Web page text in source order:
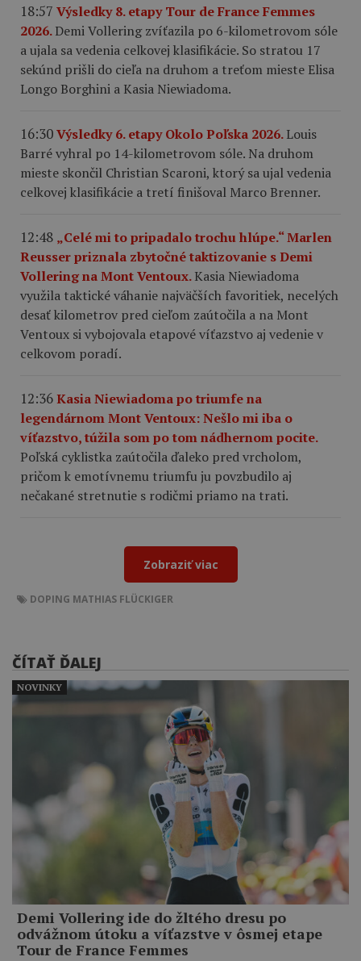
18:57 Výsledky 8. etapy Tour de France Femmes
2026.Demi Vollering zvíťazila po 6-kilometrovom sóle
a ujala sa vedenia celkovej klasifikácie. So stratou 17
sekúnd prišli do cieľa na druhom a treťom mieste Elisa
Longo Borghini a Kasia Niewiadoma.
16:30Výsledky 6. etapy Okolo Poľska 2026.Louis
Barré vyhral po 14-kilometrovom sóle. Na druhom
mieste skončil Christian Scaroni, ktorý sa ujal vedenia
celkovej klasifikácie a tretí finišoval Marco Brenner.
12:48 „Celé mi to pripadalo trochu hlúpe.“ Marlen
Reusser priznala zbytočné taktizovanie s Demi
Vollering na Mont Ventoux.Kasia Niewiadoma
využila taktické váhanie najväčších favoritiek, necelých
desať kilometrov pred cieľom zaútočila a na Mont
Ventoux si vybojovala etapové víťazstvo aj vedenie v
celkovom poradí.
12:36Kasia Niewiadoma po triumfe na
legendárnom Mont Ventoux: Nešlo mi iba o
víťazstvo, túžila som po tom nádhernom pocite.
Poľská cyklistka zaútočila ďaleko pred vrcholom,
pričom k emotívnemu triumfu ju povzbudilo aj
nečakané stretnutie s rodičmi priamo na trati.
Zobraziť viac
DOPING MATHIAS FLÜCKIGER
ČÍTAŤ ĎALEJ
Demi Vollering ide do žltého dresu po
odvážnom útoku a víťazstve v ôsmej etape
Tour de France Femmes
NOVINKY